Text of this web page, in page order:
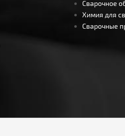
Сварочное
Химия для
Сварочные